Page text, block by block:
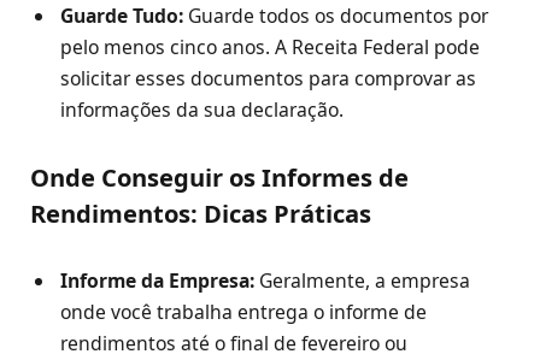
Guarde Tudo: Guarde todos os documentos por
pelo menos cinco anos. A Receita Federal pode
solicitar esses documentos para comprovar as
informações da sua declaração.
Onde Conseguir os Informes de
Rendimentos: Dicas Práticas
Informe da Empresa: Geralmente, a empresa
onde você trabalha entrega o informe de
rendimentos até o final de fevereiro ou